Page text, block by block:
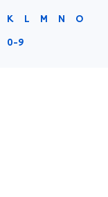
K L M N
O
0-9